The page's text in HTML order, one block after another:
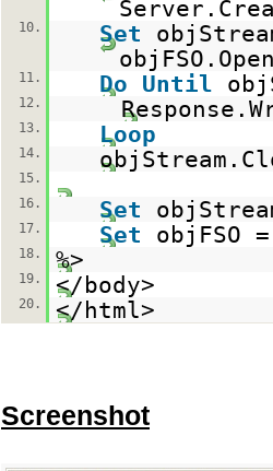
10. Set
11. Do Until
12.
13. Loop
14.
15.
16.
Set
17. Set objFSO
18. %>
19. </body>
20. </html>
Screenshot